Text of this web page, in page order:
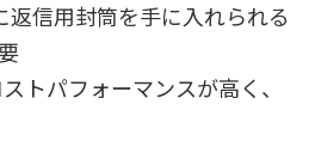
信用封筒を手に入れられる
トパフォーマンスが高く、